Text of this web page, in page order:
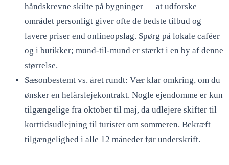
håndskrevne skilte på bygninger — at udforske
området personligt giver ofte de bedste tilbud og
lavere priser end onlineopslag. Spørg på lokale caféer
og i butikker; mund-til-mund er stærkt i en by af denne
størrelse.
Sæsonbestemt vs. året rundt: Vær klar omkring, om du
ønsker en helårslejekontrakt. Nogle ejendomme er kun
tilgængelige fra oktober til maj, da udlejere skifter til
korttidsudlejning til turister om sommeren. Bekræft
tilgængelighed i alle 12 måneder før underskrift.